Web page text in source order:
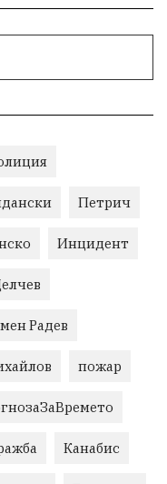
Петрич
Инцидент
Радев
пожар
Канабис